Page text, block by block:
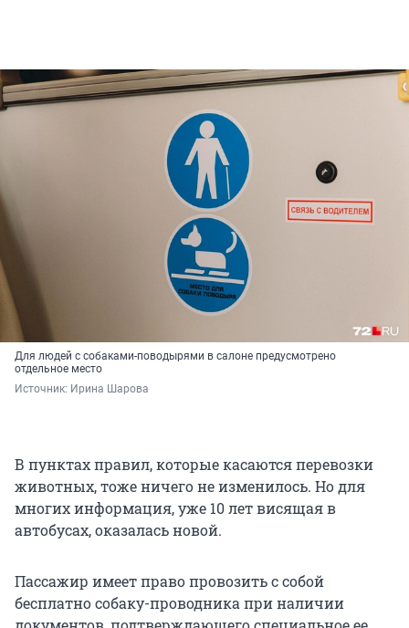
Для людей с собаками-поводырями в салоне предусмотрено
отдельное место
Источник: Ирина Шарова
В пунктах правил, которые касаются перевозки
животных, тоже ничего не изменилось. Но для
многих информация, уже 10 лет висящая в
автобусах, оказалась новой.
Пассажир имеет право провозить с собой
бесплатно собаку-проводника при наличии